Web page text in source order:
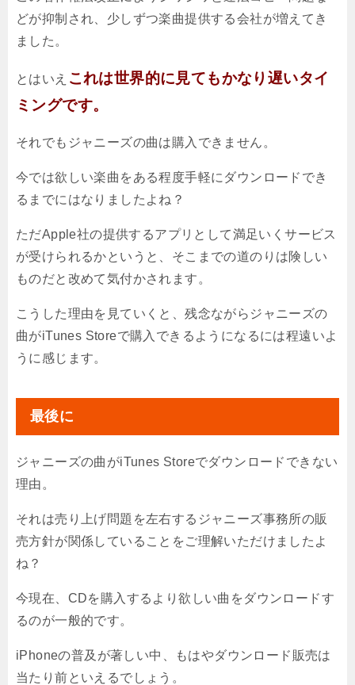
どが抑制され、少しずつ楽曲提供する会社が増えてき
ました。
とはいえ これは世界的に見てもかなり遅いタイ
ミングです。
それでもジャニーズの曲は購入できません。
今では欲しい楽曲をある程度手軽にダウンロードでき
るまでにはなりましたよね？
ただApple社の提供するアプリとして満足いくサービス
が受けられるかというと、そこまでの道のりは険しい
ものだと改めて気付かされます。
こうした理由を見ていくと、残念ながらジャニーズの
曲がiTunes Storeで購入できるようになるには程遠いよ
うに感じます。
最後に
ジャニーズの曲がiTunes Storeでダウンロードできない
理由。
それは売り上げ問題を左右するジャニーズ事務所の販
売方針が関係していることをご理解いただけましたよ
ね？
今現在、CDを購入するより欲しい曲をダウンロードす
るのが一般的です。
iPhoneの普及が著しい中、もはやダウンロード販売は
当たり前といえるでしょう。